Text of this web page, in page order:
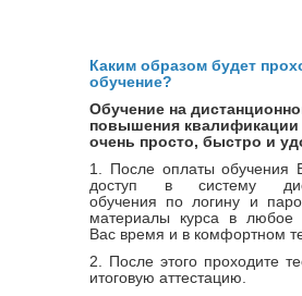
Каким образом будет
обучение?
Обучение на
повышения квалификации
очень просто, быстро и
1. После оплаты обучения
доступ в систему
обучения по логину и
материалы курса в любое
Вас время и в комфортном
2. После этого проходите
итоговую аттестацию.